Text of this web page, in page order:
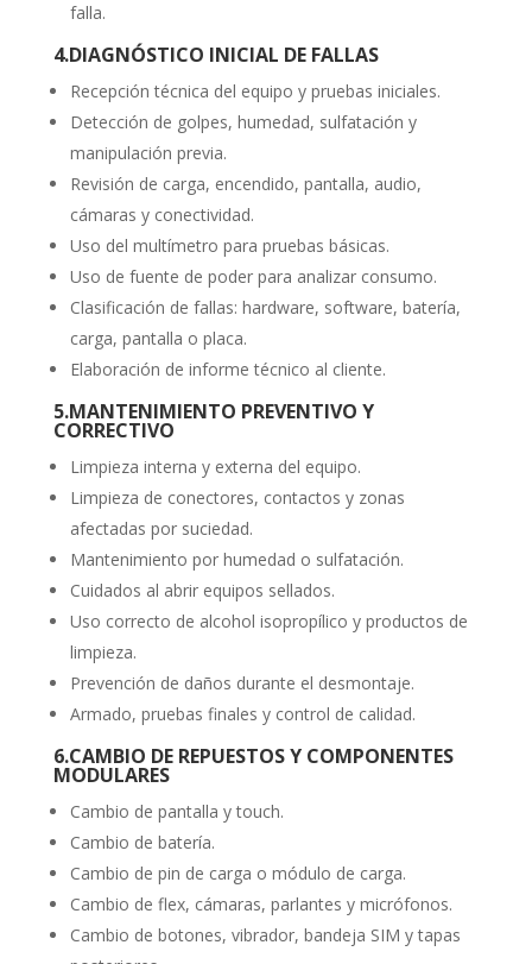
falla.
4.DIAGNÓSTICO INICIAL DE FALLAS
Recepción técnica del equipo y pruebas iniciales.
Detección de golpes, humedad, sulfatación y
manipulación previa.
Revisión de carga, encendido, pantalla, audio,
cámaras y conectividad.
Uso del multímetro para pruebas básicas.
Uso de fuente de poder para analizar consumo.
Clasificación de fallas: hardware, software, batería,
carga, pantalla o placa.
Elaboración de informe técnico al cliente.
5.MANTENIMIENTO PREVENTIVO Y
CORRECTIVO
Limpieza interna y externa del equipo.
Limpieza de conectores, contactos y zonas
afectadas por suciedad.
Mantenimiento por humedad o sulfatación.
Cuidados al abrir equipos sellados.
Uso correcto de alcohol isopropílico y productos de
limpieza.
Prevención de daños durante el desmontaje.
Armado, pruebas finales y control de calidad.
6.CAMBIO DE REPUESTOS Y COMPONENTES
MODULARES
Cambio de pantalla y touch.
Cambio de batería.
Cambio de pin de carga o módulo de carga.
Cambio de flex, cámaras, parlantes y micrófonos.
Cambio de botones, vibrador, bandeja SIM y tapas